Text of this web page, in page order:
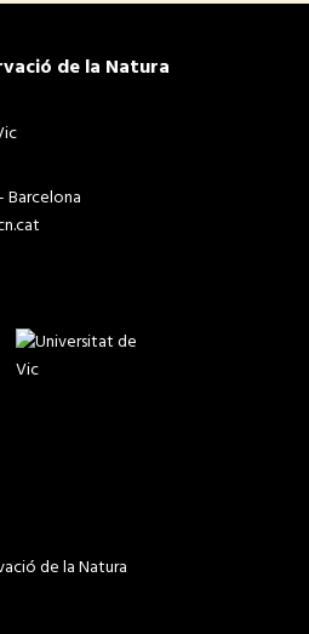
de la Natura
Barcelona
de la Natura